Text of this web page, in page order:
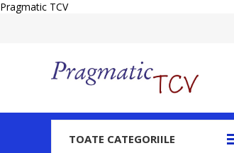
Pragmatic TCV
TOATE CATEGORIILE